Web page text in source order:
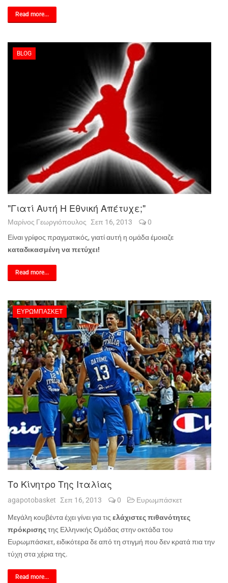
Read more...
BLOG
"Γιατί Αυτή Η Εθνική Απέτυχε;"
Μαρίνος Γεωργιόπουλος Σεπ 16, 2013
0
Είναι γρίφος πραγματικός, γιατί αυτή η ομάδα έμοιαζε
καταδικασμένη να πετύχει!
Read more...
ΕΥΡΩΜΠΆΣΚΕΤ
Το Κίνητρο Της Ιταλίας
agapotobasket Σεπ 16, 2013 0 Ευρωμπάσκετ
Μεγάλη κουβέντα έχει γίνει για τις ελάχιστες πιθανότητες
πρόκρισηςτης Ελληνικής Ομάδας στην οκτάδα του
Ευρωμπάσκετ, ειδικότερα δε από τη στιγμή που δεν κρατά πια την
τύχη στα χέρια της.
Read more...